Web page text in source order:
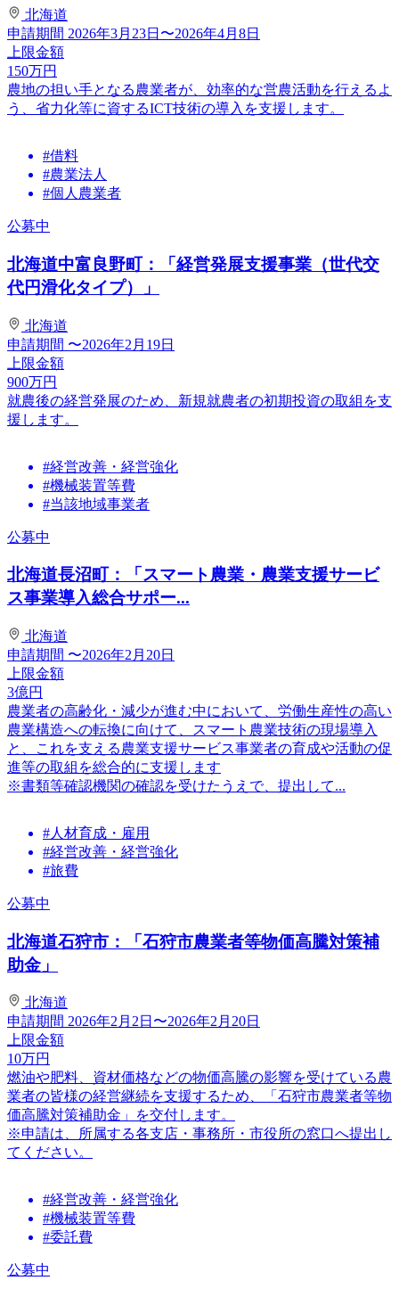
北海道
申請期間 2026年3月23日〜2026年4月8日
上限金額
150万円
農地の担い手となる農業者が、効率的な営農活動を行えるよ
う、省力化等に資するICT技術の導入を支援します。
#借料
#農業法人
#個人農業者
公募中
北海道中富良野町：「経営発展支援事業（世代交
代円滑化タイプ）」
北海道
申請期間 〜2026年2月19日
上限金額
900万円
就農後の経営発展のため、新規就農者の初期投資の取組を支
援します。
#経営改善・経営強化
#機械装置等費
#当該地域事業者
公募中
北海道長沼町：「スマート農業・農業支援サービ
ス事業導入総合サポー...
北海道
申請期間 〜2026年2月20日
上限金額
3億円
農業者の高齢化・減少が進む中において、労働生産性の高い
農業構造への転換に向けて、スマート農業技術の現場導入
と、これを支える農業支援サービス事業者の育成や活動の促
進等の取組を総合的に支援します
※書類等確認機関の確認を受けたうえで、提出して...
#人材育成・雇用
#経営改善・経営強化
#旅費
公募中
北海道石狩市：「石狩市農業者等物価高騰対策補
助金」
北海道
申請期間 2026年2月2日〜2026年2月20日
上限金額
10万円
燃油や肥料、資材価格などの物価高騰の影響を受けている農
業者の皆様の経営継続を支援するため、「石狩市農業者等物
価高騰対策補助金」を交付します。
※申請は、所属する各支店・事務所・市役所の窓口へ提出し
てください。
#経営改善・経営強化
#機械装置等費
#委託費
公募中